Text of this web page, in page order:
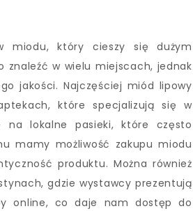
miodu, który cieszy się dużym
znaleźć w wielu miejscach, jednak
jakości. Najczęściej miód lipowy
które specjalizują się w
na lokalne pasieki, które często
mamy możliwość zakupu miodu
produktu. Można również
gdzie wystawcy prezentują
online, co daje nam dostęp do